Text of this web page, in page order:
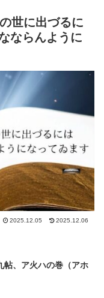
世に出づるに
ならんように
2025.12.05 2025.12.06
帖、ア火ハの巻（アホ